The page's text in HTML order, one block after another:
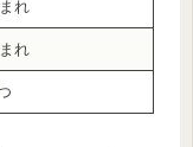
れ
れ